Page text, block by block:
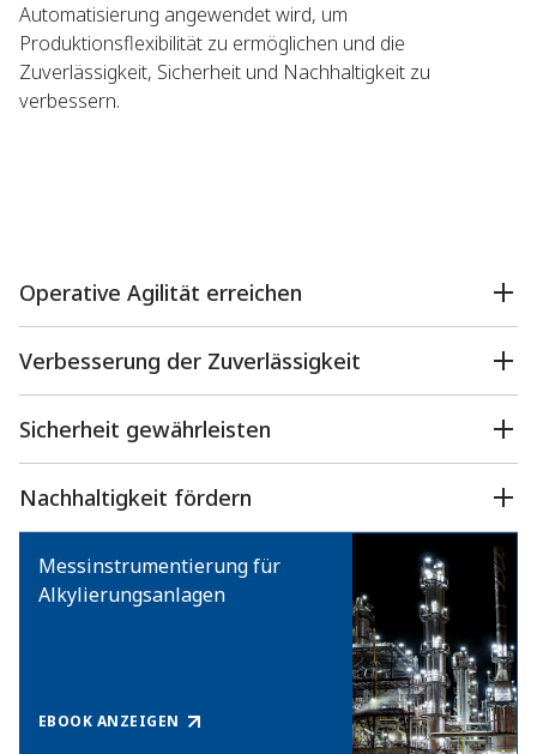
Automatisierung angewendet wird, um
Produktionsflexibilität zu ermöglichen und die
Zuverlässigkeit, Sicherheit und Nachhaltigkeit zu
verbessern. ​
Operative Agilität erreichen​
Verbesserung der Zuverlässigkeit​
Sicherheit gewährleisten
Nachhaltigkeit fördern
Messinstrumentierung für
Alkylierungsanlagen
EBOOK ANZEIGEN